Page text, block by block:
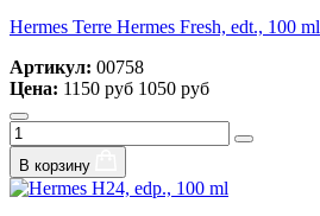
Hermes Terre Hermes Fresh, edt., 100 ml
Артикул: 00758
Цена: 1150 руб 1050 руб
В корзину